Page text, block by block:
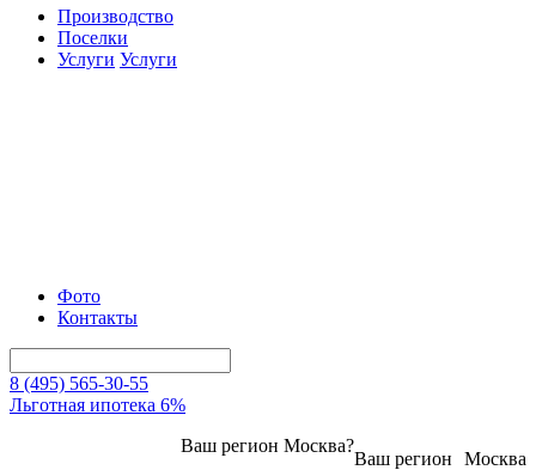
Производство
Поселки
Услуги Услуги
Фото
Контакты
8 (495) 565-30-55
Льготная ипотека 6%
Москва
Ваш регион
Ваш регион Москва?